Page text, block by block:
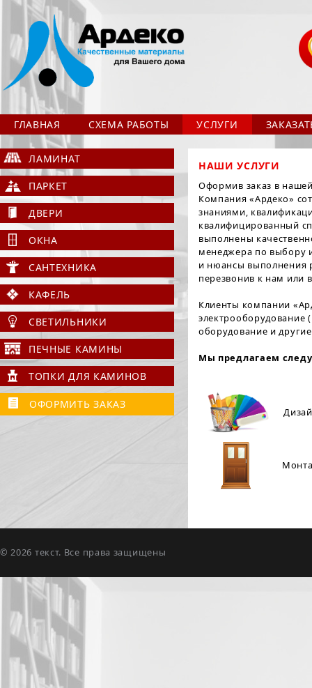
ГЛАВНАЯ СХЕМА РАБОТЫ УСЛУГИ
ЛАМИНАТ
ПАРКЕТ
ДВЕРИ
ОКНА
САНТЕХНИКА
КАФЕЛЬ
СВЕТИЛЬНИКИ
ПЕЧНЫЕ КАМИНЫ
ТОПКИ ДЛЯ КАМИНОВ
ОФОРМИТЬ ЗАКАЗ
НАШИ УСЛУГИ
Оформив заказ в
Компания «Ардеко»
знаниями,
квалифицированный
выполнены
менеджера по выбору
и нюансы выполнения
перезвонив к нам или
Клиенты компании
электрооборудование
оборудование и
Мы предлагаем
© 2026 текст. Все права защищены